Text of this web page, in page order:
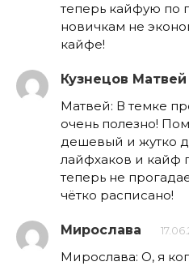
теперь кайфую по
новичкам не
кайфе!
Кузнецов Матвей
Матвей: В темке
очень полезно!
дешевый и жутко
лайфхаков и кайф
теперь не
чётко расписано!
Мирослава
Мирослава: О, я